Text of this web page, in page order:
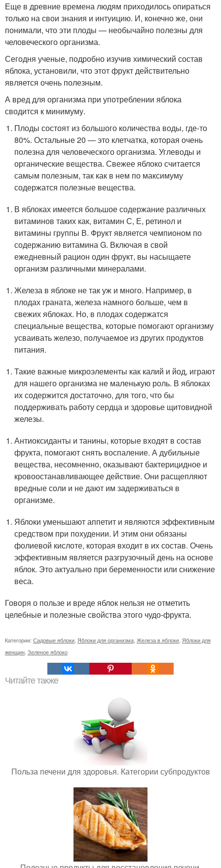
Еще в древние времена людям приходилось опираться
только на свои знания и интуицию. И, конечно же, они
понимали, что эти плоды — необычайно полезны для
человеческого организма.
Сегодня ученые, подробно изучив химический состав
яблока, установили, что этот фрукт действительно
является очень полезным.
А вред для организма при употреблении яблока
сводится к минимуму.
Плоды состоят из большого количества воды, где-то
80%. Остальные 20 — это клетчатка, которая очень
полезна для человеческого организма. Углеводы и
органические вещества. Свежее яблоко считается
самым полезным, так как в нем по максимуму
содержатся полезные вещества.
В яблоках имеется большое содержание различных
витаминов таких как, витамин С, Е, ретинол и
витамины группы В. Фрукт является чемпионом по
содержанию витамина G. Включая в свой
ежедневный рацион один фрукт, вы насыщаете
организм различными минералами.
Железа в яблоке не так уж и много. Например, в
плодах граната, железа намного больше, чем в
свежих яблоках. Но, в плодах содержатся
специальные вещества, которые помогают организму
усваивать железо, получаемое из других продуктов
питания.
Такие важные микроэлементы как калий и йод, играют
для нашего организма не маленькую роль. В яблоках
их содержится достаточно, для того, что бы
поддерживать работу сердца и здоровье щитовидной
железы.
Антиоксиданты и танины, которые входят в состав
фрукта, помогают снять воспаление. А дубильные
вещества, несомненно, оказывают бактерицидное и
кровоостанавливающее действие. Они расщепляют
вредные соли и не дают им задерживаться в
организме.
Яблоки уменьшают аппетит и являются эффективным
средством при похудении. И этим они обязаны
фолиевой кислоте, которая входит в их состав. Очень
эффективным является разгрузочный день на основе
яблок. Это актуально при беременности или снижение
веса.
Говоря о пользе и вреде яблок нельзя не отметить
целебные и полезные свойства этого чудо-фрукта.
Категории: Садовые яблоки Яблоки для организма Железа в яблоке Яблоки для
женщин Зеленое яблоко
Читайте также
Польза печени для здоровья. Категории субпродуктов